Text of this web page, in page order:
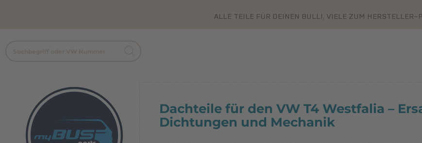
ALLE TEILE FÜR DEINEN BULLI, VIELE ZUM HERSTELLER-
Dachteile für den VW T4 Westfalia –
Dichtungen und Mechanik